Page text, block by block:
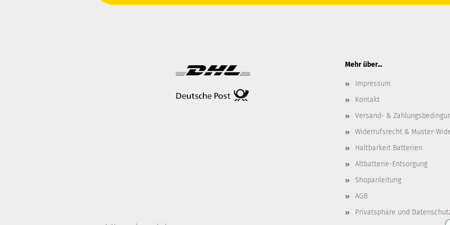
Mehr über...
Impressum
Kontakt
Versand- &
Widerrufsrecht & Muster-
Haltbarkeit Batterien
Altbatterie-Entsorgung
Shopanleitung
AGB
Privatsphäre und